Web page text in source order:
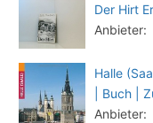
Der Hirt
Anbieter:
Halle
| Buch |
Anbieter: